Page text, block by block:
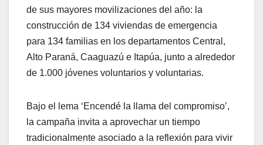
de sus mayores movilizaciones del año: la
construcción de 134 viviendas de emergencia
para 134 familias en los departamentos Central,
Alto Paraná, Caaguazú e Itapúa, junto a alrededor
de 1.000 jóvenes voluntarios y voluntarias.
Bajo el lema ‘Encendé la llama del compromiso’,
la campaña invita a aprovechar un tiempo
tradicionalmente asociado a la reflexión para vivir